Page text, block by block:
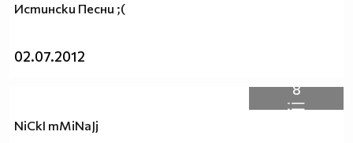
Истински Песни ;(
02.07.2012
8
NiCkI mMiNaJj